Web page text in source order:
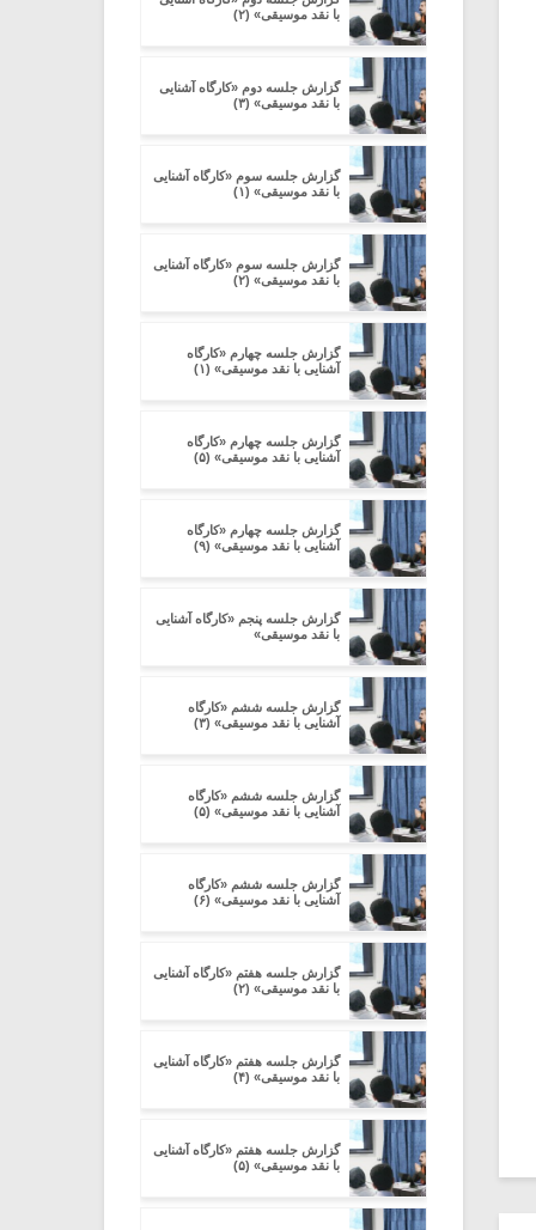
با نقد موسیقی» (۲)
گزارش جلسه دوم «کارگاه آشنایی
با نقد موسیقی» (۳)
گزارش جلسه سوم «کارگاه آشنایی
با نقد موسیقی» (۱)
گزارش جلسه سوم «کارگاه آشنایی
با نقد موسیقی» (۲)
گزارش جلسه چهارم «کارگاه
آشنایی با نقد موسیقی» (۱)
گزارش جلسه چهارم «کارگاه
آشنایی با نقد موسیقی» (۵)
گزارش جلسه چهارم «کارگاه
آشنایی با نقد موسیقی» (۹)
گزارش جلسه پنجم «کارگاه آشنایی
با نقد موسیقی»
گزارش جلسه ششم «کارگاه
آشنایی با نقد موسیقی» (۳)
گزارش جلسه ششم «کارگاه
آشنایی با نقد موسیقی» (۵)
گزارش جلسه ششم «کارگاه
آشنایی با نقد موسیقی» (۶)
گزارش جلسه هفتم «کارگاه آشنایی
با نقد موسیقی» (۲)
گزارش جلسه هفتم «کارگاه آشنایی
با نقد موسیقی» (۴)
گزارش جلسه هفتم «کارگاه آشنایی
با نقد موسیقی» (۵)